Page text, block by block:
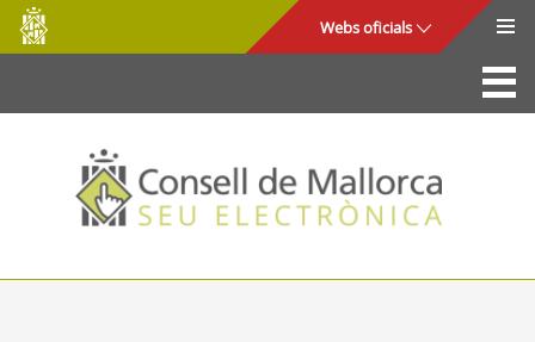
Salta al contingut principal
Consell
de
Mallorca
Webs oficials
La Seu
Consell de Mallorca
Accés i seguretat
Utilitats